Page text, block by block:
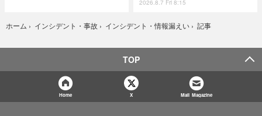
2026.8.7 Fri 8:15
ホーム › インシデント・事故 › インシデント・情報漏えい › 記事
TOP
Home X Mail Magazine